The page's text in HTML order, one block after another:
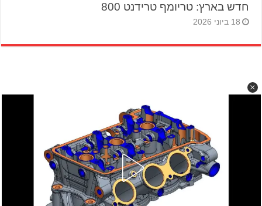
חדש בארץ: טריומף טרידנט 800
18 ביוני 2026